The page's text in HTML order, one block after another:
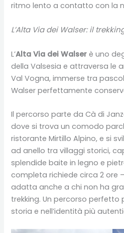
ritmo lento a contatto con la
L’Alta Via dei Walser: il
L’Alta Via dei Walserè uno
della Valsesia e attraversa le
Val Vogna, immerse tra
Walser perfettamente
Il percorso parte da Cà di
dove si trova un comodo
ristorante Mirtillo Alpino, e si
ad anello tra villaggi storici,
splendide baite in legno e
completa richiede circa 2 ore
adatta anche a chi non ha
trekking. Un percorso perfetto
storia e nell’identità più